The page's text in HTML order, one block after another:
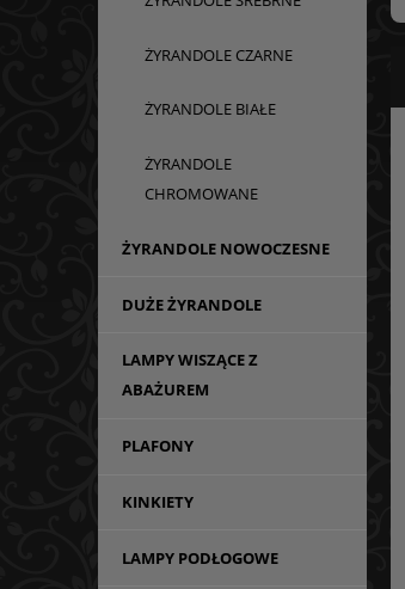
ŻYRANDOLE CZARNE
ŻYRANDOLE BIAŁE
ŻYRANDOLE
CHROMOWANE
ŻYRANDOLE NOWOCZESNE
DUŻE ŻYRANDOLE
LAMPY WISZĄCE Z
ABAŻUREM
PLAFONY
KINKIETY
LAMPY PODŁOGOWE